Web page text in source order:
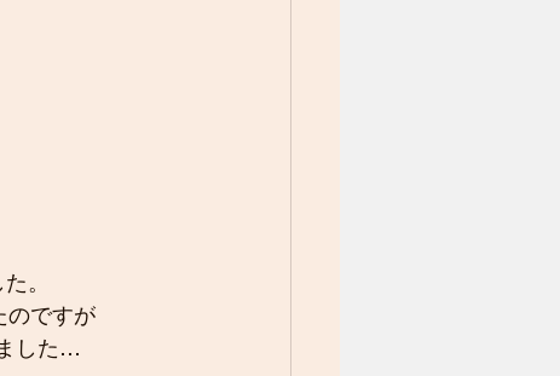
。
のですが
した…